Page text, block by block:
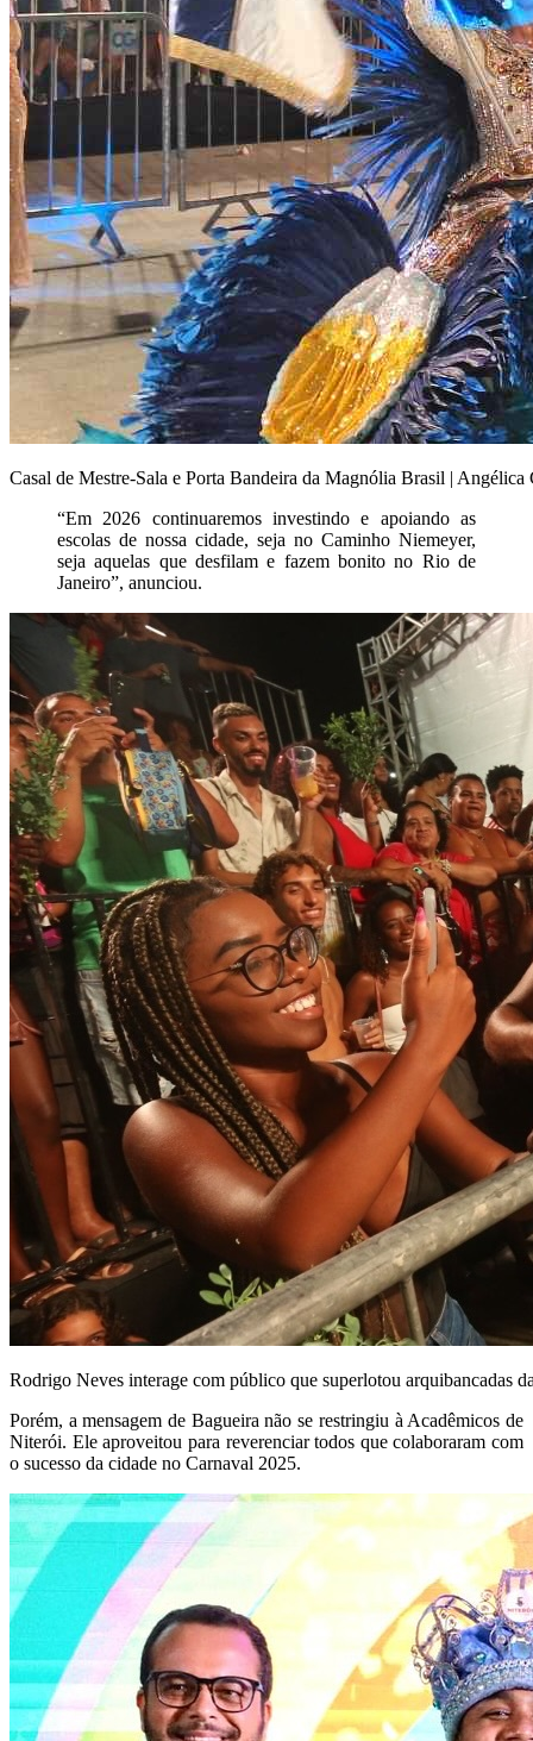
Casal de Mestre-Sala e Porta Bandeira da Magnólia Brasil |
“Em 2026 continuaremos investindo e apoiando as
escolas de nossa cidade, seja no Caminho Niemeyer,
seja aquelas que desfilam e fazem bonito no Rio de
Janeiro”, anunciou.
Rodrigo Neves interage com público que superlotou arquibancadas
Porém, a mensagem de Bagueira não se restringiu à Acadêmicos de
Niterói. Ele aproveitou para reverenciar todos que colaboraram com
o sucesso da cidade no Carnaval 2025.